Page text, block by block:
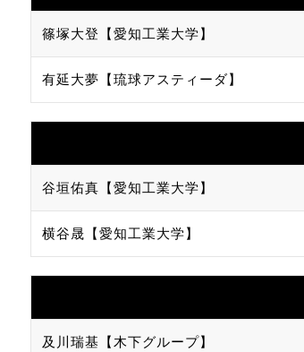
競技者(パスウェイ)・審判
その他
公認品一覧
公認メーカー一覧
委員会
指導者養成委員会
競技者育成委員会
スポーツ医・科学委員会
会
規程・お見舞い制度
ハンドブックデータ
事業計画・事業報告
財務諸表等
JTTAスポーツ団体ガバナ
ンスコード
篠塚大登【愛知工業大学】
有延大夢【琉球アスティーダ】
谷垣佑真【愛知工業大学】
横谷晟【愛知工業大学】
及川瑞基【木下グループ】